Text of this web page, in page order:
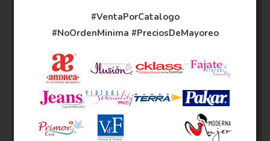
#VentaPorCatalogo
#NoOrdenMinima #PreciosDeMayoreo